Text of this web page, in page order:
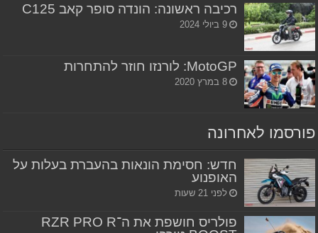
רכיבה ראשונה: הונדה סופר קאב C125
9 ביולי 2024
MotoGP: לורנזו חוזר להתחרות
8 במרץ 2020
פורסמו לאחרונה
חדש: חסימת הונאות בהעברת בעלות על
האופנוע
לפני 21 שעות
פולריס חושפת את ה־RZR PRO R